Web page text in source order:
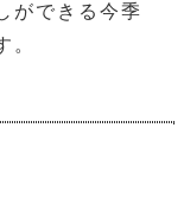
ができる今季
。